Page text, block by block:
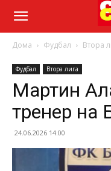
Дома Фудбал Втора
Фудбал Втора лига
Мартин
тренер на
24.06.2026 14:00